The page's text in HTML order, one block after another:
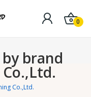
0
brand
Co.,Ltd.